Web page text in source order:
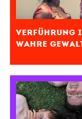
VERFÜHRUNG
WAHRE